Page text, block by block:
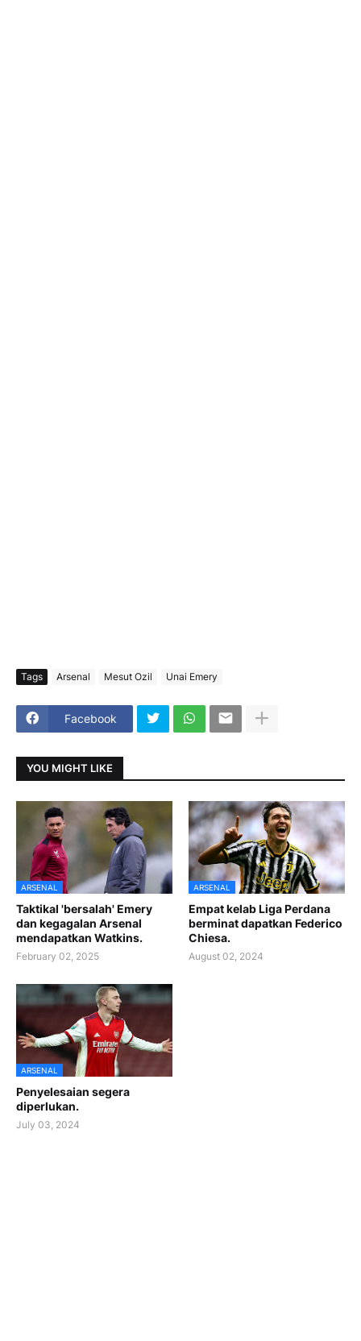
Tags Arsenal Mesut Ozil Unai Emery
Facebook
YOU MIGHT LIKE
ARSENAL
Taktikal 'bersalah' Emery
dan kegagalan Arsenal
mendapatkan Watkins.
February 02, 2025
ARSENAL
Empat kelab Liga Perdana
berminat dapatkan Federico
Chiesa.
August 02, 2024
ARSENAL
Penyelesaian segera
diperlukan.
July 03, 2024